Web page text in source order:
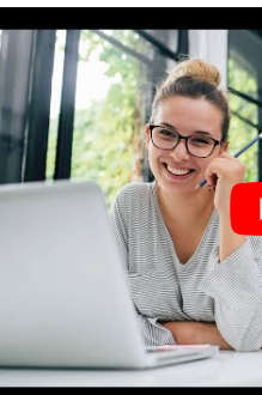
interdisziplinäre
umsetzen und
Kategorie:
Barbara Ette,
Lehre, Stabsstelle
Gabriele Schaub ,
UniversitätKonstanz;
Anton Schwärzler,
Hilfskraft im
den Bereich